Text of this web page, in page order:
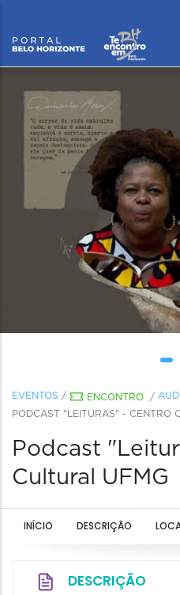
EVENTOS / ENCONTRO /
PODCAST "LEITURAS" - CENTRO
Podcast
Cultural UFMG
INÍCIO DESCRIÇÃO
DESCRIÇÃO